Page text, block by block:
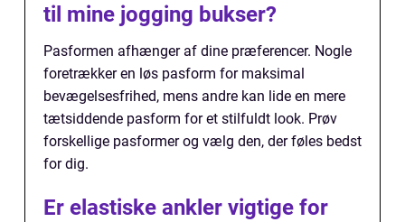
til mine jogging bukser?
Pasformen afhænger af dine præferencer. Nogle
foretrækker en løs pasform for maksimal
bevægelsesfrihed, mens andre kan lide en mere
tætsiddende pasform for et stilfuldt look. Prøv
forskellige pasformer og vælg den, der føles bedst
for dig.
Er elastiske ankler vigtige for